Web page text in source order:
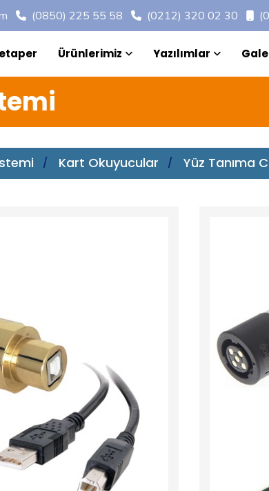
(0850) 225 55 58 (0212) 320 02 30
Ürünlerimiz Yazılımlar
Kart Okuyucular Yüz Tanıma